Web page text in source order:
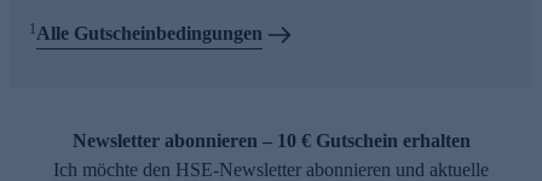
1Alle Gutscheinbedingungen
Newsletter abonnieren – 10 € Gutschein erhalten
Ich möchte den HSE-Newsletter abonnieren und aktuelle